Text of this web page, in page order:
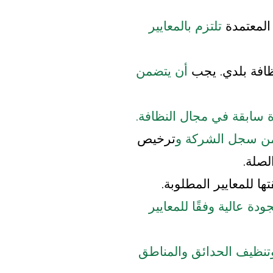
تلتزم بالمعايير
بلدي. يجب أن يتضمن
سابقة في مجال النظافة.
من سجل الشركة وترخيص
للمعايير المطلوبة.
عالية وفقًا للمعايير
الحدائق والمناطق